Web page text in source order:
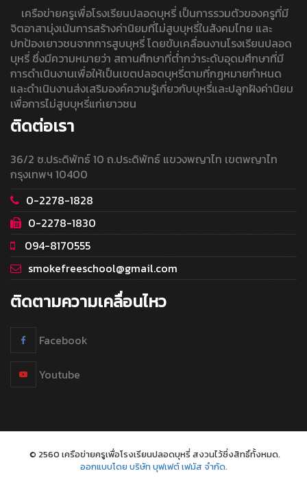
เครือข่ายครูเพื่อโรงเรียนปลอดบุหรี่ เป็นการรวมตัวของครูที่มี
จิตอาสามุ่งเน้นการสร้างค่านิยมที่ไม่สูบบุหรี่ในสังคมไทย และ
ปกป้องเยาวชนจากการสูบบุหรี่ โดยขับเคลื่อนงานโรงเรียนปลอด
บุหรี่ ซึ่งมีความหมายว่า สถานศึกษาที่ต่ำกว่าระดับอุดมศึกษาที่มี
การดำเนินงานเพื่อให้เป็นเขตปลอดบุหรี่ตามที่กฎหมายกำหนด
และดำเนินงานส่งเสริมองค์ความรู้เกี่ยวกับบุหรี่และปลูกฝังค่านิยม
เพื่อการไม่สูบบุหรี่แก่เยาวชน
ติดต่อเรา
36/2 ซ.ประดิพัทธ์ 10 ถ.ประดิพัทธ์ แขวงพญาไท เขตพญาไท
กรุงเทพฯ 10400
0-2278-1828
0-2278-1830
094-8170555
smokefreeschool@gmail.com
ติดตามความเคลื่อนไหว
Facebook
Youtube
© 2560 เครือข่ายครูเพื่อโรงเรียนปลอดบุหรี่ สงวนไว้ซึ่งสิทธิ์ทั้งหมด.
ออกแบบโดย บริษัท บุฟเฟต์ เฟมัส จำกัด.